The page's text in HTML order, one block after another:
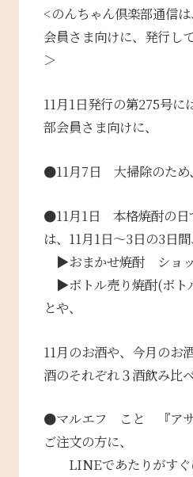
<のんちゃん倶楽部通信
会員さま向けに、発行し
＞
11月1日発行の第275号に
部会員さま向けに、
●11月7日 大掃除のため
●11月1日 本格焼酎の日
は、11月1日〜3日の3日
▶︎おまかせ焼酎 ショ
▶︎ボトル売り焼酎(ボト
とや、
11月のお酒や、今月のお
酒のそれぞれ３酒飲み比
●マルエフ こと 『アサ
ご注文の方に、
LINEであたりがすぐ